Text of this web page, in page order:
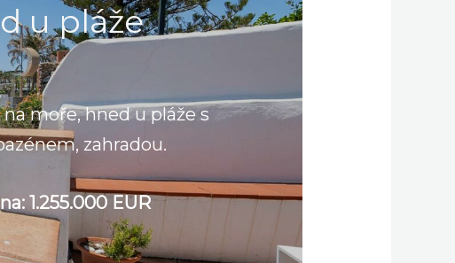
u pláže
moře, hned u pláže s
zahradou.
1.255.000 EUR